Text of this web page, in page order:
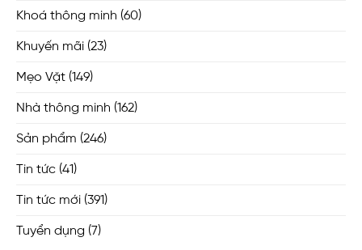
Khoá thông minh (60)
Khuyến mãi (23)
Mẹo Vặt (149)
Nhà thông minh (162)
Sản phẩm (246)
Tin tức (41)
Tin tức mới (391)
Tuyển dụng (7)